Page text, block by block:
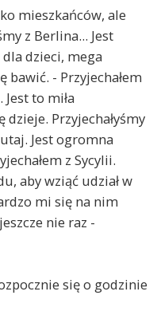
mieszkańców, ale
z Berlina... Jest
dzieci, mega
- Przyjechałem
to miła
Przyjechałyśmy
Jest ogromna
z Sycylii.
aby wziąć udział w
mi się na nim
nie raz -
się o godzinie